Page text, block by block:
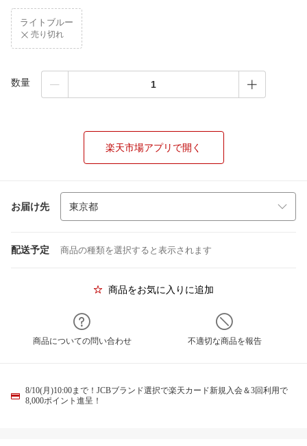
ライトブルー
売り切れ
数量
楽天市場アプリで開く
お届け先
配送予定 商品の種類を選択すると表示されます
商品をお気に入りに追加
商品についての問い合わせ 不適切な商品を報告
8/10(月)10:00まで！JCBブランド選択で楽天カード新規入会＆3回利用で
8,000ポイント進呈！